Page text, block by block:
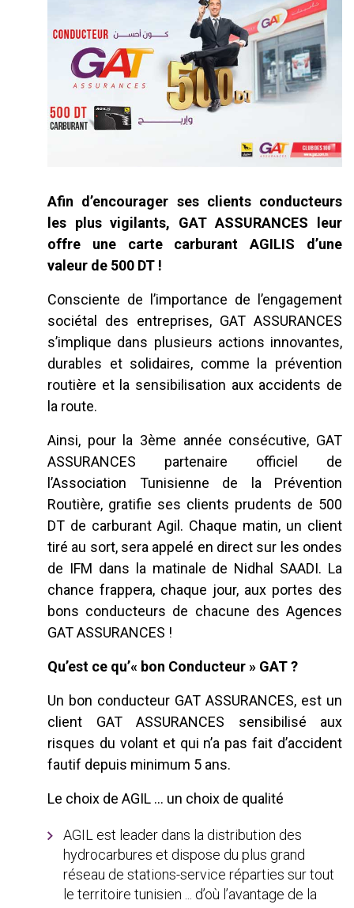
Afin d’encourager ses clients conducteurs
les plus vigilants, GAT ASSURANCES leur
offre une carte carburant AGILIS d’une
valeur de 500 DT !
Consciente de l’importance de l’engagement
sociétal des entreprises, GAT ASSURANCES
s’implique dans plusieurs actions innovantes,
durables et solidaires, comme la prévention
routière et la sensibilisation aux accidents de
la route.
Ainsi, pour la 3ème année consécutive, GAT
ASSURANCES partenaire officiel de
l’Association Tunisienne de la Prévention
Routière, gratifie ses clients prudents de 500
DT de carburant Agil. Chaque matin, un client
tiré au sort, sera appelé en direct sur les ondes
de IFM dans la matinale de Nidhal SAADI. La
chance frappera, chaque jour, aux portes des
bons conducteurs de chacune des Agences
GAT ASSURANCES !
Qu’est ce qu’« bon Conducteur » GAT ?
Un bon conducteur GAT ASSURANCES, est un
client GAT ASSURANCES sensibilisé aux
risques du volant et qui n’a pas fait d’accident
fautif depuis minimum 5 ans.
Le choix de AGIL … un choix de qualité
AGIL est leader dans la distribution des
hydrocarbures et dispose du plus grand
réseau de stations-service réparties sur tout
le territoire tunisien ... d’où l’avantage de la